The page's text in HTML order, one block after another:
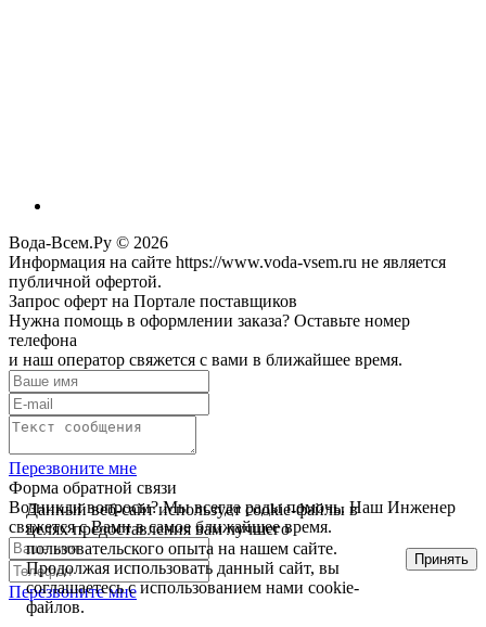
Вода-Всем.Ру © 2026
Информация на сайте https://www.voda-vsem.ru не является
публичной офертой.
Запрос оферт на Портале поставщиков
Нужна помощь в оформлении заказа? Оставьте номер
телефона
и наш оператор свяжется с вами в ближайшее время.
Перезвоните мне
Форма обратной связи
Возникли вопросы? Мы всегда рады помочь. Наш Инженер
свяжется с Вами в самое ближайшее время.
Перезвоните мне
Данный веб-сайт использует cookie-файлы в
целях предоставления вам лучшего
пользовательского опыта на нашем сайте.
Продолжая использовать данный сайт, вы
соглашаетесь с использованием нами cookie-
файлов.
Принять